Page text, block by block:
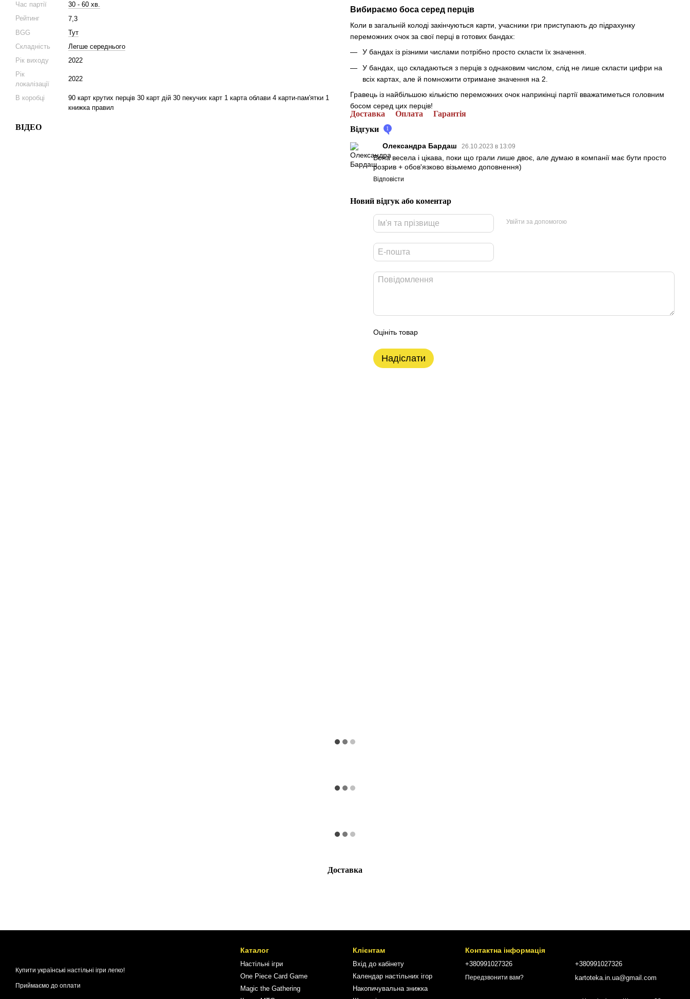
Час партії
30 - 60 хв.
Рейтинг
7,3
BGG
Тут
Складність
Легше середнього
Рік виходу
2022
Рік
локалізації
2022
В коробці
90 карт крутих перців 30 карт дій 30 пекучих карт 1 карта облави 4 карти-пам'ятки 1
книжка правил
ВІДЕО
Вибираємо боса серед перців
Коли в загальній колоді закінчуються карти, учасники гри приступають до підрахунку
переможних очок за свої перці в готових бандах:
У бандах із різними числами потрібно просто скласти їх значення.
У бандах, що складаються з перців з однаковим числом, слід не лише скласти цифри на
всіх картах, але й помножити отримане значення на 2.
Гравець із найбільшою кількістю переможних очок наприкінці партії вважатиметься головним
босом серед цих перців!
Доставка Оплата
Гарантія
Відгуки
1
Олександра Бардаш 26.10.2023 в 13:09
Вона весела і цікава, поки що грали лише двоє, але думаю в компанії має бути просто
розрив + обов'язково візьмемо доповнення)
Відповісти
Новий відгук або коментар
Увійти за допомогою
Оцініть товар
Надіслати
Доставка
Купити українські настільні ігри легко!
Приймаємо до оплати
Каталог
Настільні ігри
One Piece Card Game
Magic the Gathering
Клієнтам
Вхід до кабінету
Календар настільних ігор
Накопичувальна знижка
Контактна інформація
+380991027326
Передзвонити вам?
+380991027326
kartoteka.in.ua@gmail.com